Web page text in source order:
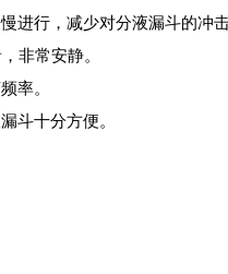
进行，减少对分液漏斗的冲击
非常安静。
率。
斗十分方便。